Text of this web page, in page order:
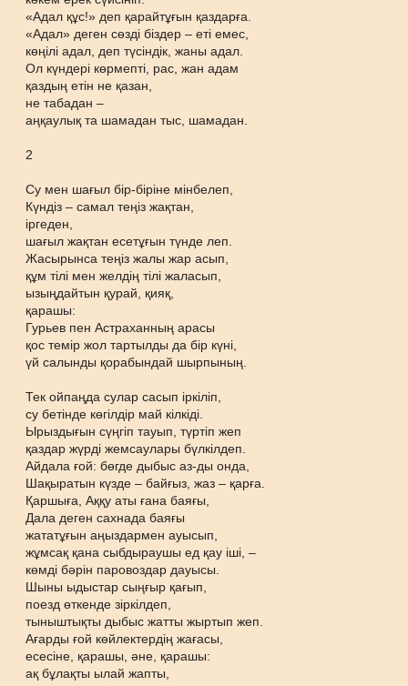
«Адал құс!» деп қарайтұғын қаздарға.
«Адал» деген сөзді біздер – еті емес,
көңілі адал, деп түсіндік, жаны адал.
Ол күндері көрмепті, рас, жан адам
қаздың етін не қазан,
не табадан –
аңқаулық та шамадан тыс, шамадан.
2
Су мен шағыл бір-біріне мінбелеп,
Күндіз – самал теңіз жақтан,
іргеден,
шағыл жақтан есетұғын түнде леп.
Жасырынса теңіз жалы жар асып,
құм тілі мен желдің тілі жаласып,
ызыңдайтын қурай, қияқ,
қарашы:
Гурьев пен Астраханның арасы
қос темір жол тартылды да бір күні,
үй салынды қорабындай шырпының.
Тек ойпаңда сулар сасып іркіліп,
су бетінде көгілдір май кілкіді.
Ырыздығын сүңгіп тауып, түртіп жеп
қаздар жүрді жемсаулары бүлкілдеп.
Айдала ғой: бөгде дыбыс аз-ды онда,
Шақыратын күзде – байғыз, жаз – қарға.
Қаршыға, Аққу аты ғана баяғы,
Дала деген сахнада баяғы
жататұғын аңыздармен ауысып,
жұмсақ қана сыбдыраушы ед қау іші, –
көмді бәрін паровоздар дауысы.
Шыны ыдыстар сыңғыр қағып,
поезд өткенде зіркілдеп,
тыныштықты дыбыс жатты жыртып жеп.
Ағарды ғой көйлектердің жағасы,
есесіне, қарашы, әне, қарашы:
ақ бұлақты ылай жапты,